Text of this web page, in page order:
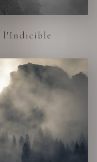
l'Indicible